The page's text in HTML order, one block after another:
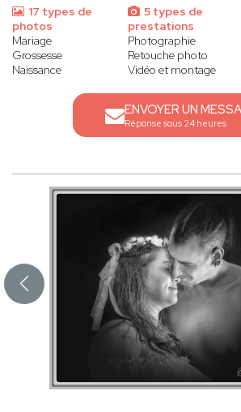
17 types de
photos
Mariage
Grossesse
Naissance
5 types de
prestations
Photographie
Retouche photo
Vidéo et montage
ENVOYER UN
Réponse sous 24 heures